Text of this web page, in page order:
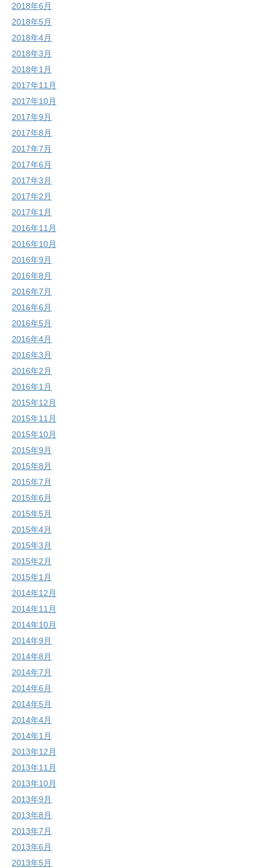
2018年6月
2018年5月
2018年4月
2018年3月
2018年1月
2017年11月
2017年10月
2017年9月
2017年8月
2017年7月
2017年6月
2017年3月
2017年2月
2017年1月
2016年11月
2016年10月
2016年9月
2016年8月
2016年7月
2016年6月
2016年5月
2016年4月
2016年3月
2016年2月
2016年1月
2015年12月
2015年11月
2015年10月
2015年9月
2015年8月
2015年7月
2015年6月
2015年5月
2015年4月
2015年3月
2015年2月
2015年1月
2014年12月
2014年11月
2014年10月
2014年9月
2014年8月
2014年7月
2014年6月
2014年5月
2014年4月
2014年1月
2013年12月
2013年11月
2013年10月
2013年9月
2013年8月
2013年7月
2013年6月
2013年5月